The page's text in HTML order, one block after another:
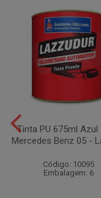
Tinta PU 675ml Azul
Mercedes Benz 05 -
Código: 10095
Embalagem: 6